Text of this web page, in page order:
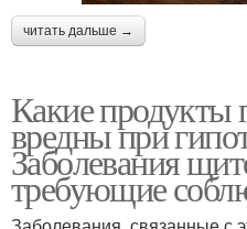
читать дальше →
Какие продукты
вредны при
Заболевания
требующие